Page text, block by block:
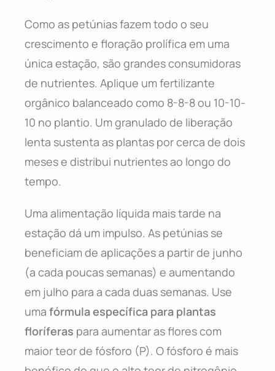
Como as petúnias fazem todo o seu
crescimento e floração prolífica em uma
única estação, são grandes consumidoras
de nutrientes. Aplique um fertilizante
orgânico balanceado como 8-8-8 ou 10-10-
10 no plantio. Um granulado de liberação
lenta sustenta as plantas por cerca de dois
meses e distribui nutrientes ao longo do
tempo.
Uma alimentação líquida mais tarde na
estação dá um impulso. As petúnias se
beneficiam de aplicações a partir de junho
(a cada poucas semanas) e aumentando
em julho para a cada duas semanas. Use
uma fórmula específica para plantas
floríferas para aumentar as flores com
maior teor de fósforo (P). O fósforo é mais